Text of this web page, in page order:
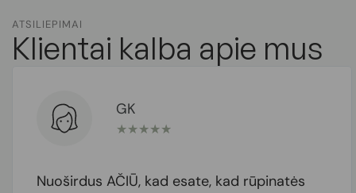
ATSILIEPIMAI
Klientai kalba apie mus
GK
★★★★★
Nuoširdus AČIŪ, kad esate, kad rūpinatės